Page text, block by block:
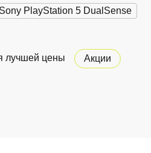
PlayStation 5 DualSense
лучшей цены Акции